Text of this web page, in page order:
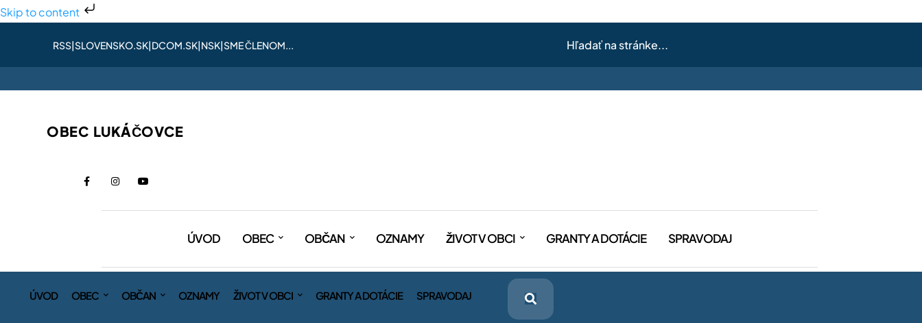
Skip to content
RSS|SLOVENSKO.SK|DCOM.SK|NSK|SME ČLENOM...
OBEC LUKÁČOVCE
ÚVOD OBEC OBČAN OZNAMY ŽIVOT V OBCI GRANTY A DOTÁCIE SPRAVODAJ
ÚVOD OBEC OBČAN OZNAMY ŽIVOT V OBCI GRANTY A DOTÁCIE SPRAVODAJ